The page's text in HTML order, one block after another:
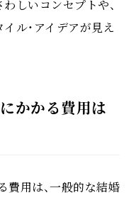
しいコンセプトや、
ル・アイデアが見え
かかる費用は
費用は、一般的な結婚